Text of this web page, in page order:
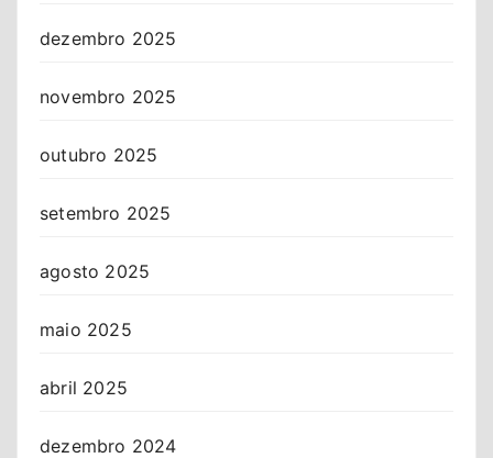
dezembro 2025
novembro 2025
outubro 2025
setembro 2025
agosto 2025
maio 2025
abril 2025
dezembro 2024